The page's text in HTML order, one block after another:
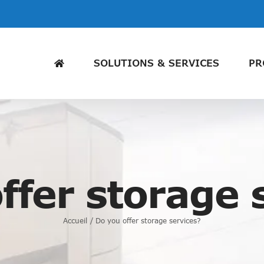
SOLUTIONS & SERVICES
storage
Accueil Do you offer storage services?